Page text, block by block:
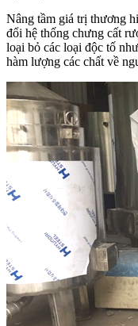
Nâng tầm giá trị thương
đổi hệ thống chưng cất
loại bỏ các loại độc tố
hàm lượng các chất về